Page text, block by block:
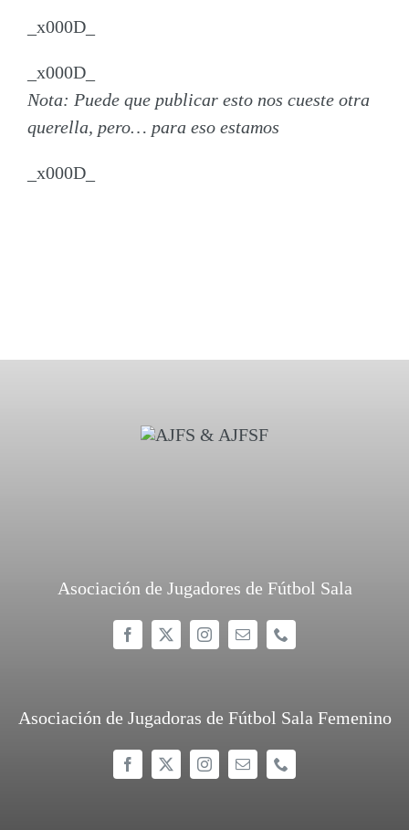
_x000D_
_x000D_
Nota: Puede que publicar esto nos cueste otra
querella, pero… para eso estamos
_x000D_
Asociación de Jugadores de Fútbol Sala
Asociación de Jugadoras de Fútbol Sala Femenino